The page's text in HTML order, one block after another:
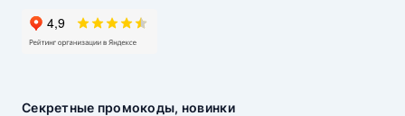
Секретные промокоды, новинки